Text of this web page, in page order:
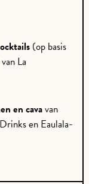
(op basis
La
en cavavan
en Eaulala-